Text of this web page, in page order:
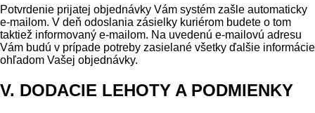
Potvrdenie prijatej objednávky Vám systém zašle automaticky
e-mailom. V deň odoslania zásielky kuriérom budete o tom
taktiež informovaný e-mailom. Na uvedenú e-mailovú adresu
Vám budú v prípade potreby zasielané všetky ďalšie informácie
ohľadom Vašej objednávky.
V. DODACIE LEHOTY A PODMIENKY